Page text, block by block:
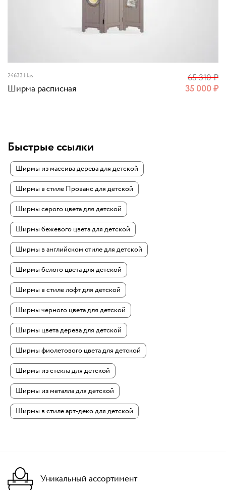
24633 lilas
Ширма расписная 35 000₽
65 310₽
Быстрые ссылки
Ширмы из массива дерева для детской
Ширмы в стиле Прованс для детской
Ширмы серого цвета для детской
Ширмы бежевого цвета для детской
Ширмы в английском стиле для детской
Ширмы белого цвета для детской
Ширмы в стиле лофт для детской
Ширмы черного цвета для детской
Ширмы цвета дерева для детской
Ширмы фиолетового цвета для детской
Ширмы из стекла для детской
Ширмы из металла для детской
Ширмы в стиле арт-деко для детской
Уникальный ассортимент